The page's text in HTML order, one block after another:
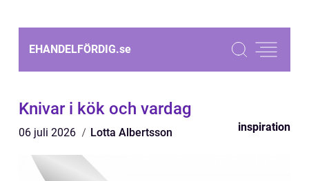
EHANDELFÖRDIG.se
Knivar i kök och vardag
06 juli 2026 Lotta Albertsson inspiration